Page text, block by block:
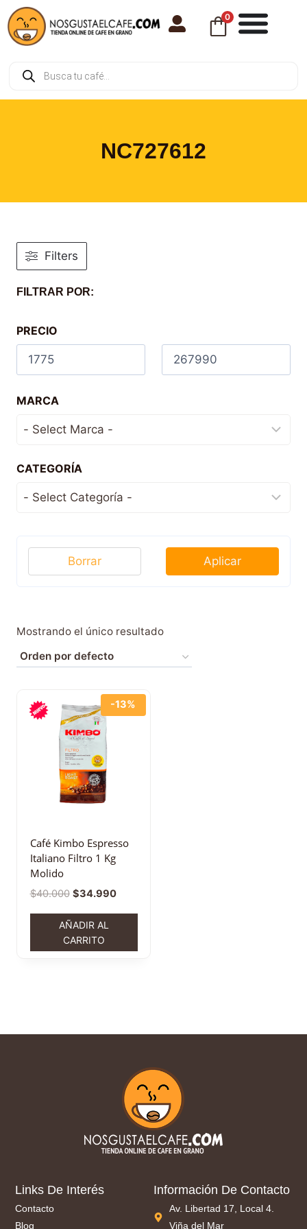
0
NC727612
Mostrando el único resultado
-13%
Café Kimbo Espresso
Italiano Filtro 1 Kg
Molido
$40.000 $34.990
AÑADIR AL
CARRITO
Filters
FILTRAR POR:
PRECIO
MARCA
CATEGORÍA
Aplicar
Borrar
Links De Interés
Contacto
Blog
Información De Contacto
Av. Libertad 17, Local 4.
Viña del Mar